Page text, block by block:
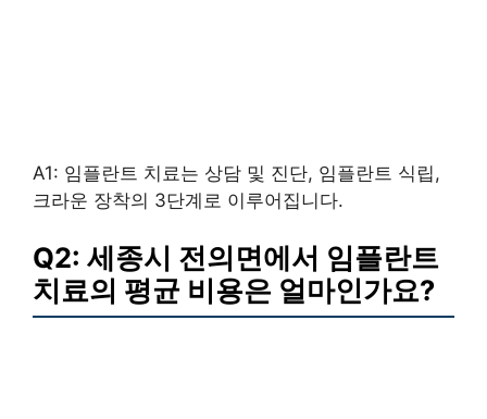
A1: 임플란트 치료는 상담 및 진단, 임플란트 식립,
크라운 장착의 3단계로 이루어집니다.
Q2: 세종시 전의면에서 임플란트
치료의 평균 비용은 얼마인가요?